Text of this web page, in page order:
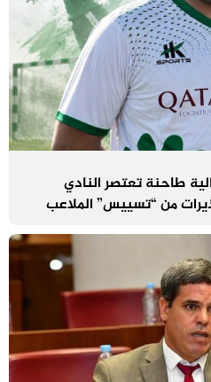
طاحنة تعتصر النادي
من “تسييس” الملاعب